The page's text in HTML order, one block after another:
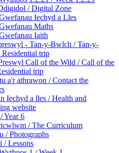
/ Digital Zone
Iechyd a Lles
Maths
Iaith
- Tan-y-Bwlch / Tan-y-
trip
Call of the Wild / Call of the
trip
a'r athrawon / Contact the
Iechyd a lles / Health and
website
Year 6
/ The Curriculum
/ Photographs
/ Lessons